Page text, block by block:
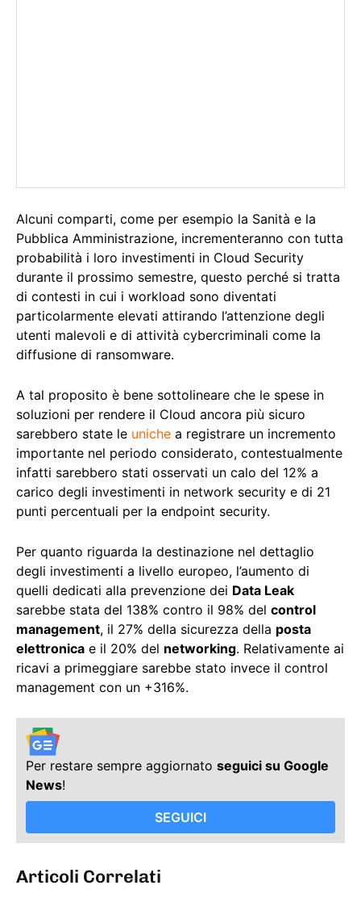
Alcuni comparti, come per esempio la Sanità e la
Pubblica Amministrazione, incrementeranno con tutta
probabilità i loro investimenti in Cloud Security
durante il prossimo semestre, questo perché si tratta
di contesti in cui i workload sono diventati
particolarmente elevati attirando l’attenzione degli
utenti malevoli e di attività cybercriminali come la
diffusione di ransomware.
A tal proposito è bene sottolineare che le spese in
soluzioni per rendere il Cloud ancora più sicuro
sarebbero state le uniche a registrare un incremento
importante nel periodo considerato, contestualmente
infatti sarebbero stati osservati un calo del 12% a
carico degli investimenti in network security e di 21
punti percentuali per la endpoint security.
Per quanto riguarda la destinazione nel dettaglio
degli investimenti a livello europeo, l’aumento di
quelli dedicati alla prevenzione dei Data Leak
sarebbe stata del 138% contro il 98% del control
management, il 27% della sicurezza della posta
elettronica e il 20% del networking. Relativamente ai
ricavi a primeggiare sarebbe stato invece il control
management con un +316%.
Per restare sempre aggiornato seguici su Google
News!
SEGUICI
Articoli Correlati